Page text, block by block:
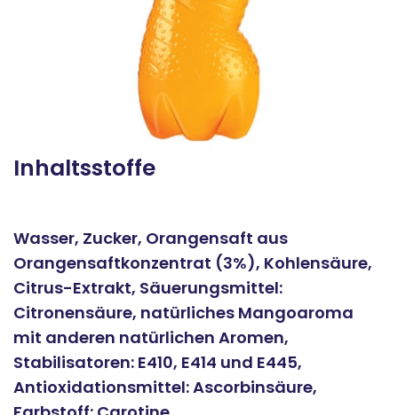
Inhaltsstoffe
Wasser, Zucker, Orangensaft aus
Orangensaftkonzentrat (3%), Kohlensäure,
Citrus-Extrakt, Säuerungsmittel:
Citronensäure, natürliches Mangoaroma
mit anderen natürlichen Aromen,
Stabilisatoren: E410, E414 und E445,
Antioxidationsmittel: Ascorbinsäure,